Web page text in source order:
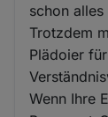
schon alles
Trotzdem
Plädoier
Wenn Ihre